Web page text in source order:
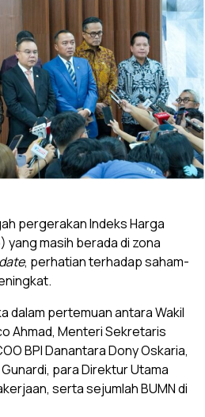
pergerakan Indeks Harga
yang masih berada di zona
, perhatian terhadap saham-
dalam pertemuan antara Wakil
Ahmad, Menteri Sekretaris
BPI Danantara Dony Oskaria,
para Direktur Utama
serta sejumlah BUMN di